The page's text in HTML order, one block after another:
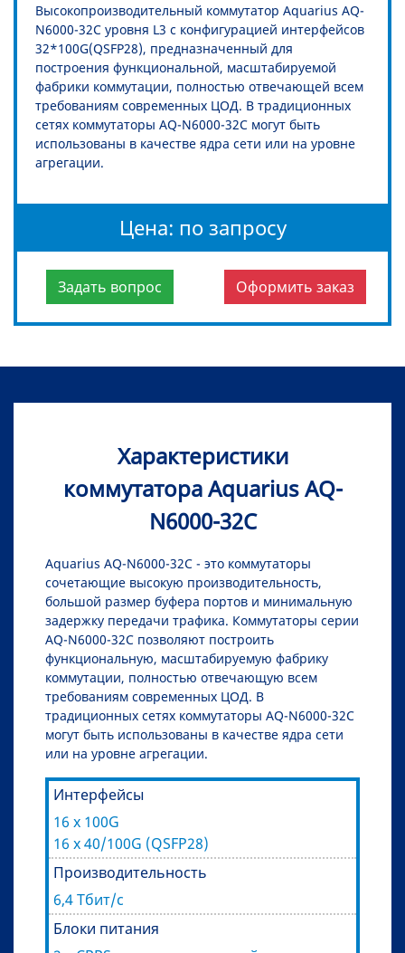
Высокопроизводительный коммутатор Aquarius AQ-
N6000-32C уровня L3 с конфигурацией интерфейсов
32*100G(QSFP28), предназначенный для
построения функциональной, масштабируемой
фабрики коммутации, полностью отвечающей всем
требованиям современных ЦОД. В традиционных
сетях коммутаторы AQ-N6000-32C могут быть
использованы в качестве ядра сети или на уровне
агрегации.
Цена: по запросу
Задать вопрос Оформить заказ
Характеристики
коммутатора Aquarius AQ-
N6000-32C
Aquarius AQ-N6000-32C - это коммутаторы
сочетающие высокую производительность,
большой размер буфера портов и минимальную
задержку передачи трафика. Коммутаторы серии
AQ-N6000-32C позволяют построить
функциональную, масштабируемую фабрику
коммутации, полностью отвечающую всем
требованиям современных ЦОД. В
традиционных сетях коммутаторы AQ-N6000-32C
могут быть использованы в качестве ядра сети
или на уровне агрегации.
Интерфейсы
16 x 100G
16 x 40/100G (QSFP28)
Производительность
6,4 Тбит/с
Блоки питания